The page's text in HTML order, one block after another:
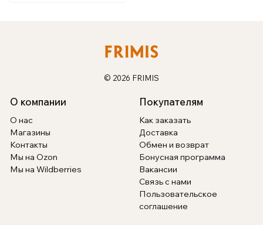
© 2026 FRIMIS
О компании
О нас
Магазины
Контакты
Мы на Ozon
Мы на Wildberries
Покупателям
Как заказать
Доставка
Обмен и возврат
Бонусная программа
Вакансии
Связь с нами
Пользовательское
соглашение